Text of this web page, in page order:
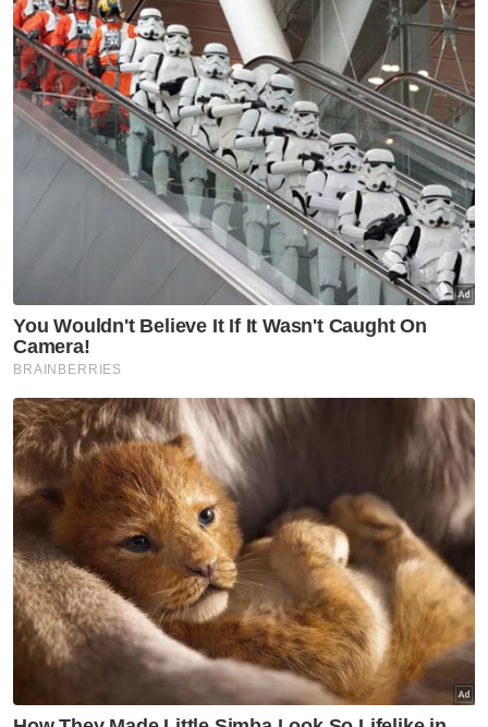
untuk 'bermain' dan terus berkuasa?
Berita Telus & Tulus menerusi E-Mel setiap
hari!
"Daripada situ, kita lihat akan ada masalah
demokrasi di Indonesia. Jika lihat di media
sosial dan pemberitaan di media massa
utama, ada banyak kekhuatiran kerana yang
dipertandingkan itu adalah kualiti demokrasi
Indonesia," jelasnya.
Seramai 205 juta pengundi Indonesia akan
menunaikan tanggungjawab mereka dalam
Pilihan Raya Umum (Pemilu) dan Pilpres
Indonesia 2024 yang berlangsung secara
serentak pada Rabu.